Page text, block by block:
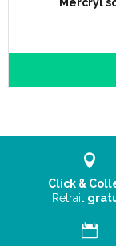
Click &
Retrait